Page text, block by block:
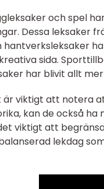
och spel
Dessa leksaker
hantverksleksaker
sida.
har blivit allt
är viktigt att notera
kan de också
viktigt att
lekdag